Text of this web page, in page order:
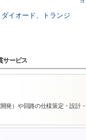
イオード、トランジ
サービス
発）や回路の仕様策定・設計